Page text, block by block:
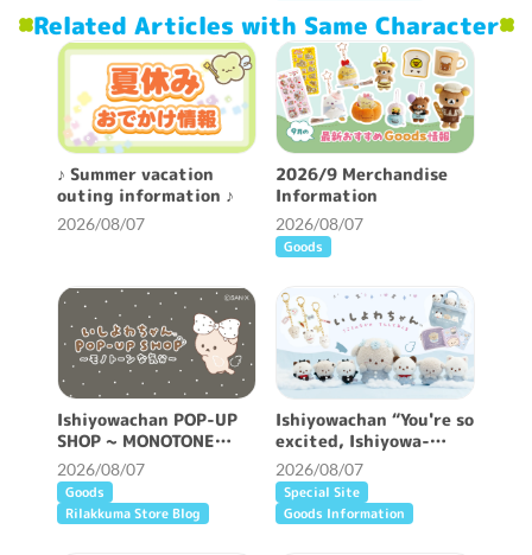
Related Articles with Same Character
♪ Summer vacation
outing information ♪
2026/08/07
2026/9 Merchandise
Information
2026/08/07
Goods
Ishiyowachan POP-UP
SHOP ~ MONOTONE
FEELING ~ will be held!
2026/08/07
Goods
Rilakkuma Store Blog
Ishiyowachan “You're so
excited, Ishiyowa-
chan” /Classic plush
toy miscellaneous
goods
2026/08/07
Special Site
Goods Information